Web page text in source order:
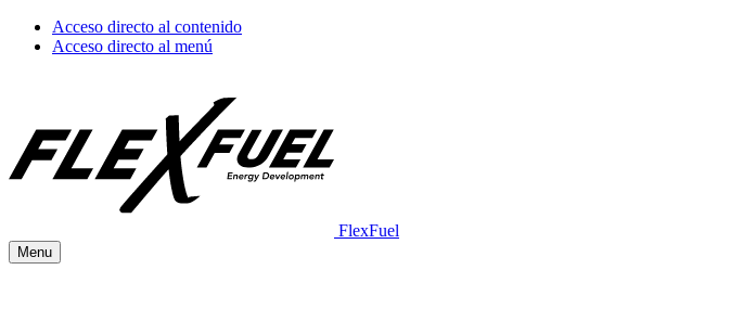
Acceso directo al contenido
Acceso directo al menú
FlexFuel
Menu